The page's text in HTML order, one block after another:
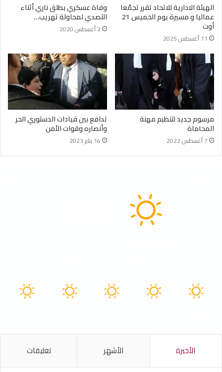
الهيئة الادارية للاتحاد تقرر تجمّعا
عماليا و مسيرة يوم الخميس 21
أوت
11 أغسطس 2025
وفاة عسكري بطلق ناري أثناء
التصدي لمحاولة تهريب…
2 أغسطس 2020
مرسوم جديد لتنظيم مهنة
المحاماة
7 أغسطس 2022
تدافع بين قيادات الدستوري الحر
وأنصاره وقوات الأمن
14 يناير 2023
الأخيرة الأشهر تعليقات